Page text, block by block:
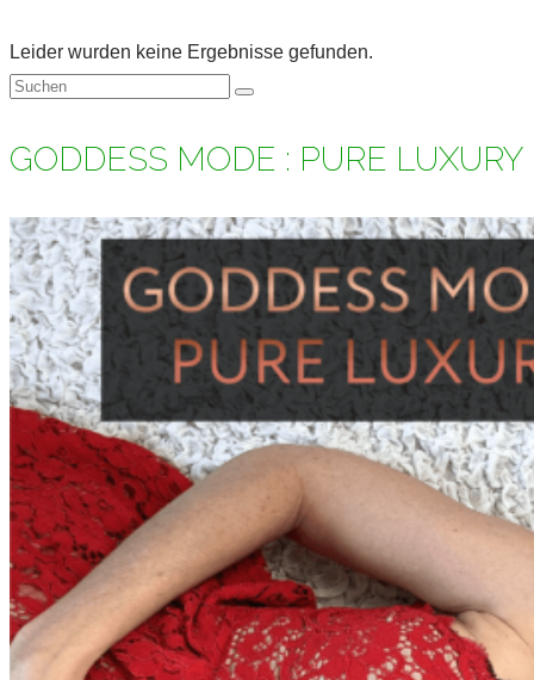
Leider wurden keine Ergebnisse gefunden.
Suchen
GODDESS MODE : PURE LUXURY